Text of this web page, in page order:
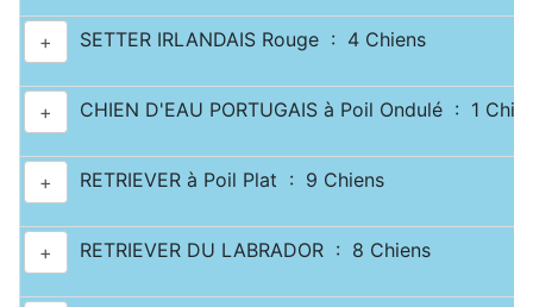
+ SETTER IRLANDAIS Rouge : 4 Chiens
+ CHIEN D'EAU PORTUGAIS à Poil Ondulé : 1
+ RETRIEVER à Poil Plat : 9 Chiens
+ RETRIEVER DU LABRADOR : 8 Chiens